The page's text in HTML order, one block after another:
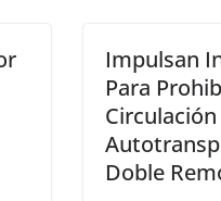
Impulsan
Para
Doble